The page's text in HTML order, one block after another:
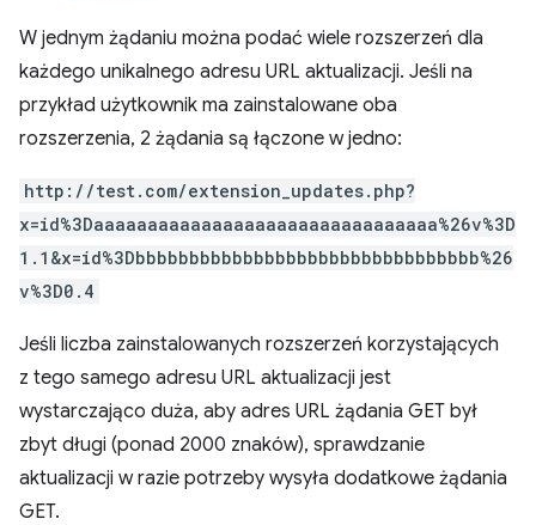
W jednym żądaniu można podać wiele rozszerzeń dla
każdego unikalnego adresu URL aktualizacji. Jeśli na
przykład użytkownik ma zainstalowane oba
rozszerzenia, 2 żądania są łączone w jedno:
http://test.com/extension_updates.php?
x=id%3Daaaaaaaaaaaaaaaaaaaaaaaaaaaaaaaa%26v%3D
1.1&x=id%3Dbbbbbbbbbbbbbbbbbbbbbbbbbbbbbbbb%26
v%3D0.4
Jeśli liczba zainstalowanych rozszerzeń korzystających
z tego samego adresu URL aktualizacji jest
wystarczająco duża, aby adres URL żądania GET był
zbyt długi (ponad 2000 znaków), sprawdzanie
aktualizacji w razie potrzeby wysyła dodatkowe żądania
GET.